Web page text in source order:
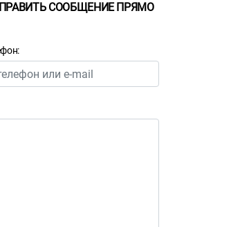
СООБЩЕНИЕ ПРЯМО